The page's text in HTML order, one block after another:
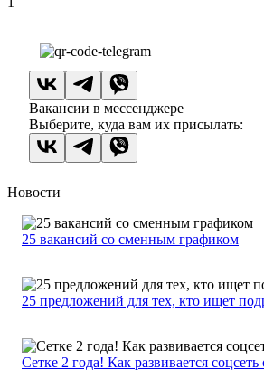
Вакансии в мессенджере
Выберите, куда вам их присылать:
Новости
25 вакансий со сменным графиком
25 предложений для тех, кто ищет
Сетке 2 года! Как развивается соцсеть